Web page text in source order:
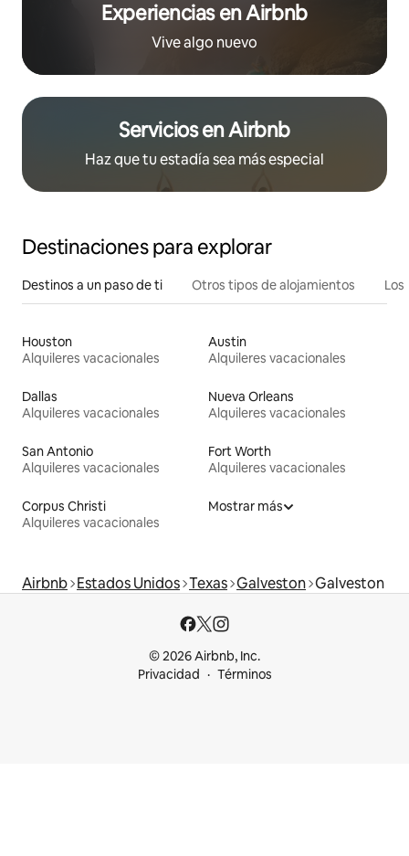
Experiencias en Airbnb
Vive algo nuevo
Servicios en Airbnb
Haz que tu estadía sea más especial
Destinaciones para explorar
Destinos a un paso de ti Otros tipos de alojamientos
Houston
Alquileres vacacionales
Austin
Alquileres vacacionales
Dallas
Alquileres vacacionales
Nueva Orleans
Alquileres vacacionales
San Antonio
Alquileres vacacionales
Fort Worth
Alquileres vacacionales
Corpus Christi
Alquileres vacacionales
Mostrar más
Airbnb Estados Unidos Texas Galveston Galveston
© 2026 Airbnb, Inc.
Privacidad
Términos